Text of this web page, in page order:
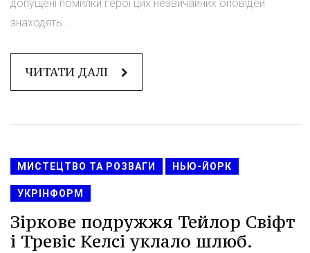
допущені помилки герої цих незвичайних оповідей
знаходять ...
ЧИТАТИ ДАЛІ
МИСТЕЦТВО ТА РОЗВАГИ НЬЮ-ЙОРК
УКРІНФОРМ
Зіркове подружжя Тейлор Свіфт
і Тревіс Келсі уклало шлюб.